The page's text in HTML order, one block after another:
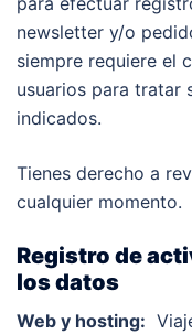
newsletter y/o
siempre requiere el
usuarios para tratar
indicados.
Tienes derecho a
cualquier momento.
Registro de
los datos
Web y hosting: